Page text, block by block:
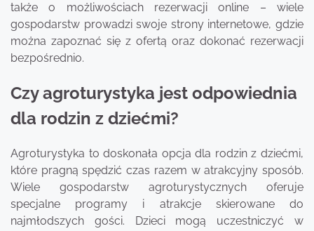
także o możliwościach rezerwacji online – wiele
gospodarstw prowadzi swoje strony internetowe, gdzie
można zapoznać się z ofertą oraz dokonać rezerwacji
bezpośrednio.
Czy agroturystyka jest odpowiednia
dla rodzin z dziećmi?
Agroturystyka to doskonała opcja dla rodzin z dziećmi,
które pragną spędzić czas razem w atrakcyjny sposób.
Wiele gospodarstw agroturystycznych oferuje
specjalne programy i atrakcje skierowane do
najmłodszych gości. Dzieci mogą uczestniczyć w